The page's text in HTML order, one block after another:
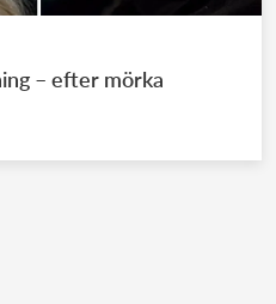
– efter mörka